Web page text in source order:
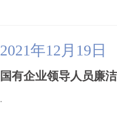
2021年12月19日
国有企业领导人员廉
.